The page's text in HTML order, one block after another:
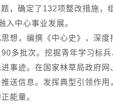
，确定了132项整改措施，
入中心事业发展。
想，编撰《中心史》，深度
多批次。挖掘青年学习标
事迹。在国家林草局政府
送信息。发挥典型引领作
能量。